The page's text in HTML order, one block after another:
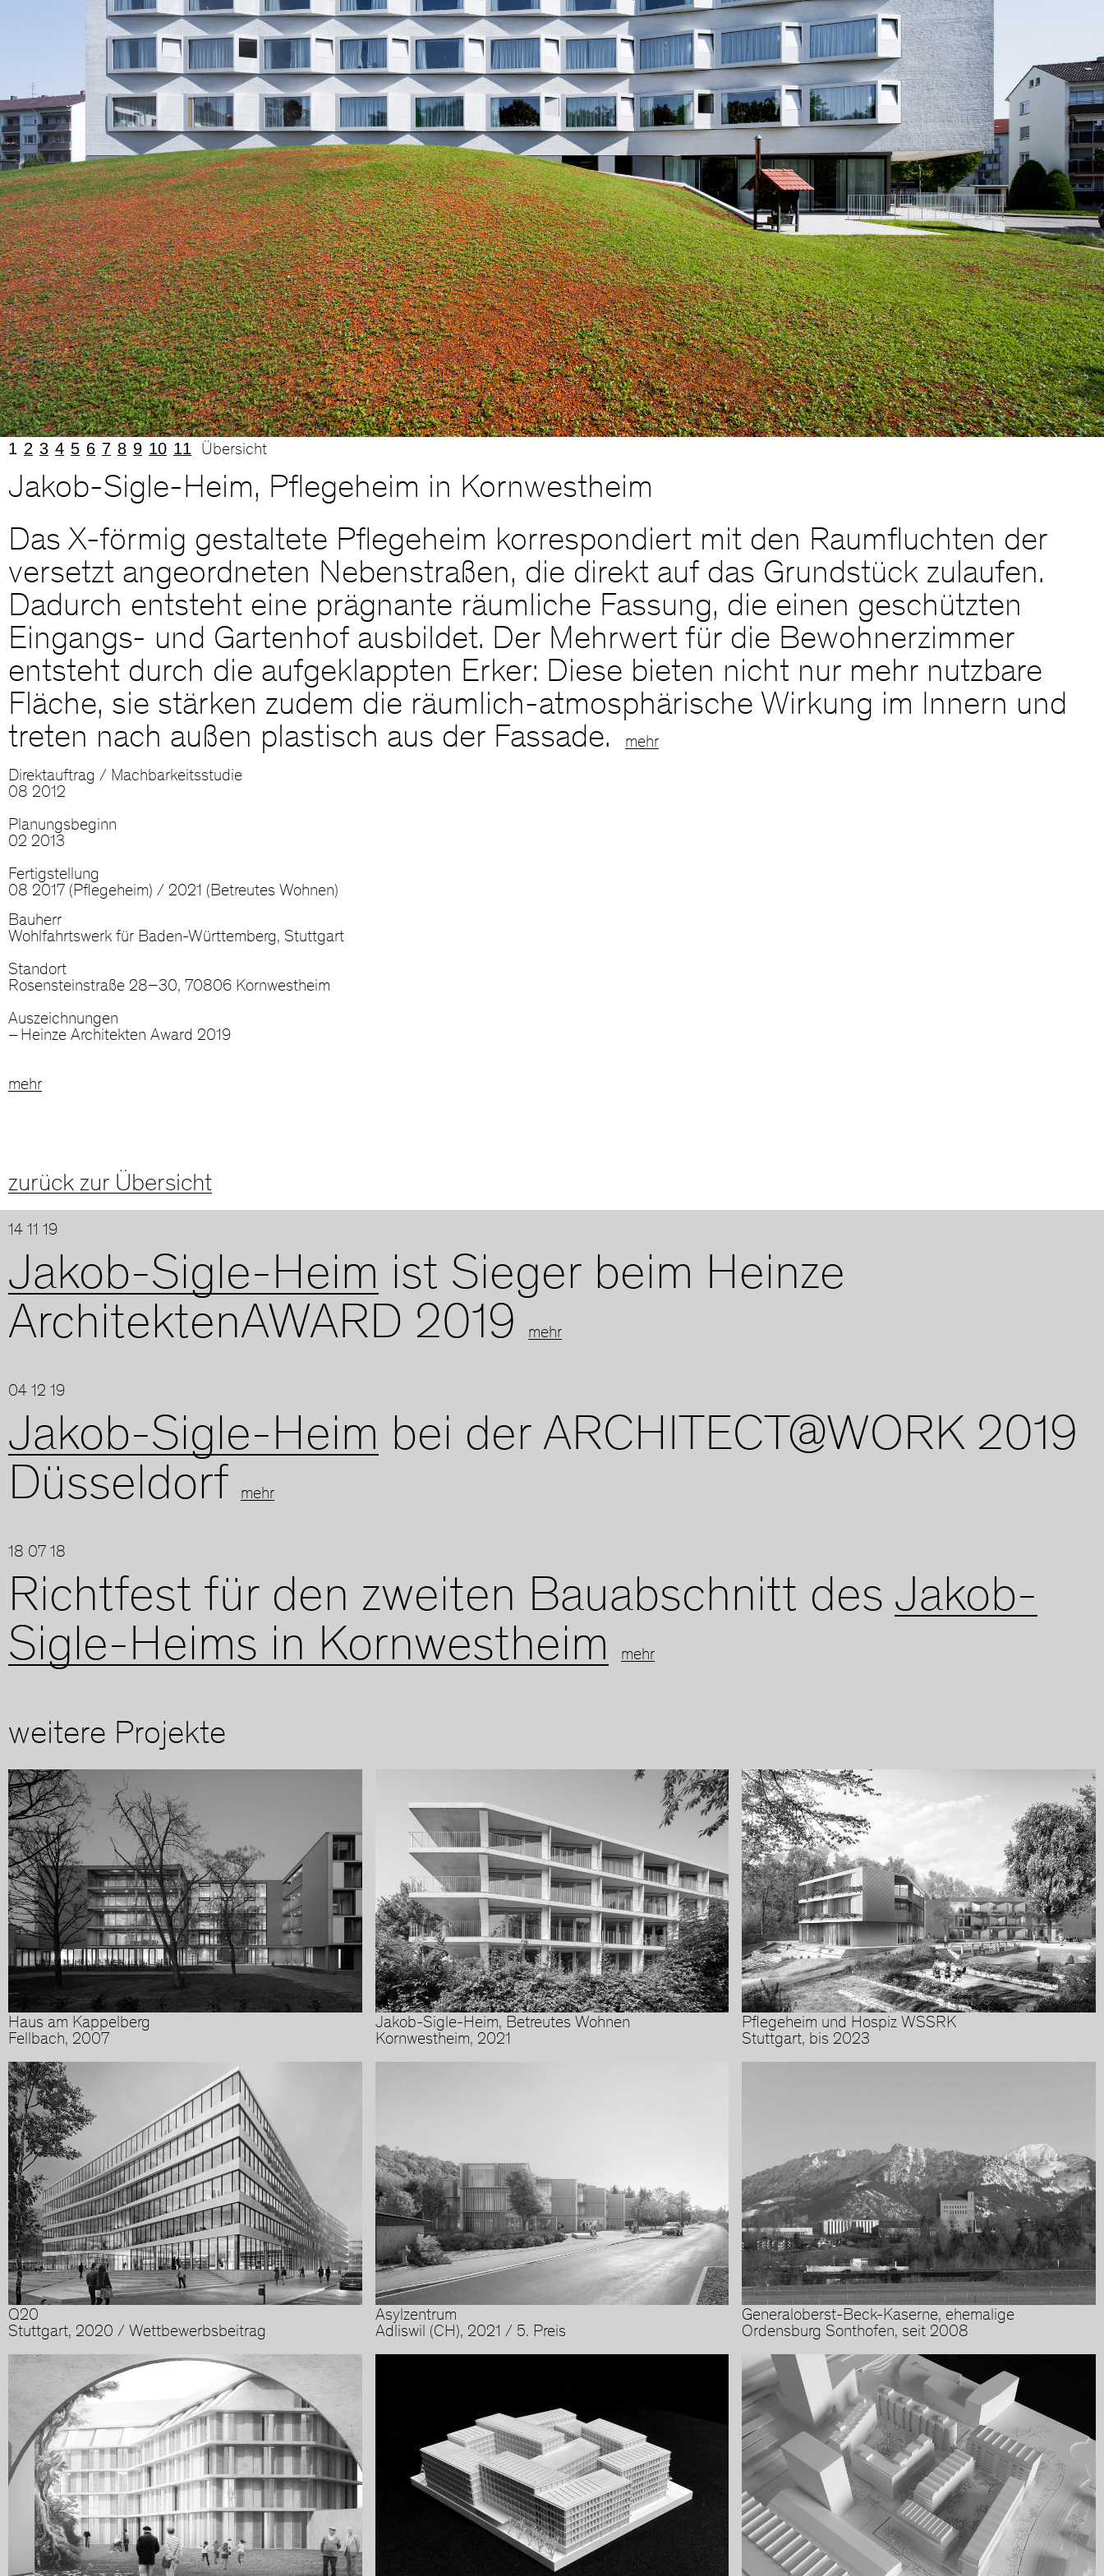
1 2 3 4 5 6 7 8 9 10 11 Übersicht
Jakob-Sigle-Heim, Pflegeheim in Kornwestheim
Das X-förmig gestaltete Pflegeheim korrespondiert mit den Raumfluchten der
versetzt angeordneten Nebenstraßen, die direkt auf das Grundstück zulaufen.
Dadurch entsteht eine prägnante räumliche Fassung, die einen geschützten
Eingangs- und Gartenhof ausbildet. Der Mehrwert für die Bewohnerzimmer
entsteht durch die aufgeklappten Erker: Diese bieten nicht nur mehr nutzbare
Fläche, sie stärken zudem die räumlich-atmosphärische Wirkung im Innern und
treten nach außen plastisch aus der Fassade.
mehr
Direktauftrag / Machbarkeitsstudie
08 2012
Planungsbeginn
02 2013
Fertigstellung
08 2017 (Pflegeheim) / 2021 (Betreutes Wohnen)
Bauherr
Wohlfahrtswerk für Baden-Württemberg, Stuttgart
Standort
Rosensteinstraße 28–30, 70806 Kornwestheim
Auszeichnungen
Heinze Architekten Award 2019
mehr
zurück zur Übersicht
14 11 19
Jakob-Sigle-Heim ist Sieger beim Heinze
ArchitektenAWARD 2019
mehr
04 12 19
Jakob-Sigle-Heim bei der ARCHITECT@WORK 2019
Düsseldorf
mehr
18 07 18
Richtfest für den zweiten Bauabschnitt des Jakob-
Sigle-Heims in Kornwestheim
mehr
weitere Projekte
Haus am Kappelberg
Fellbach, 2007
Jakob-Sigle-Heim, Betreutes Wohnen
Kornwestheim, 2021
Pflegeheim und Hospiz WSSRK
Stuttgart, bis 2023
Q20
Stuttgart, 2020 / Wettbewerbsbeitrag
Asylzentrum
Adliswil (CH), 2021 / 5. Preis
Generaloberst-Beck-Kaserne, ehemalige
Ordensburg Sonthofen, seit 2008